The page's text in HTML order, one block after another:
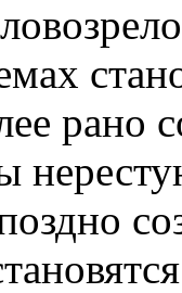
рано